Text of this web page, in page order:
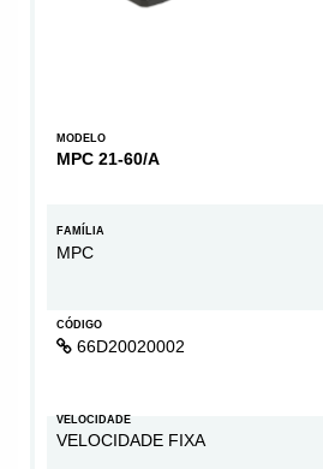
MODELO
MPC 21-60/A
FAMÍLIA
MPC
CÓDIGO
66D20020002
VELOCIDADE
VELOCIDADE FIXA